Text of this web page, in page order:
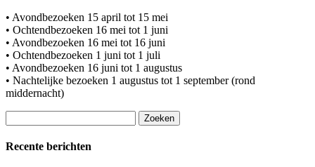
• Avondbezoeken 15 april tot 15 mei
• Ochtendbezoeken 16 mei tot 1 juni
• Avondbezoeken 16 mei tot 16 juni
• Ochtendbezoeken 1 juni tot 1 juli
• Avondbezoeken 16 juni tot 1 augustus
• Nachtelijke bezoeken 1 augustus tot 1 september (rond
middernacht)
naar:
Recente berichten